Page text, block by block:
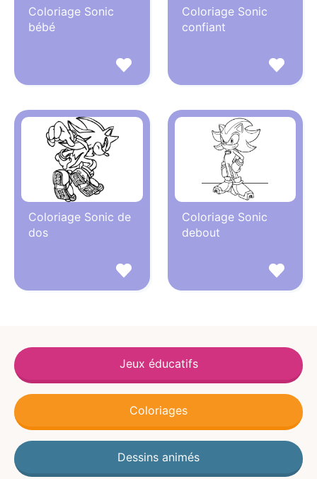
Coloriage Sonic
bébé
Coloriage Sonic
confiant
Coloriage Sonic de
dos
Coloriage Sonic
debout
Jeux éducatifs
Coloriages
Dessins animés